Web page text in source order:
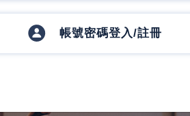
帳號密碼登入/註冊